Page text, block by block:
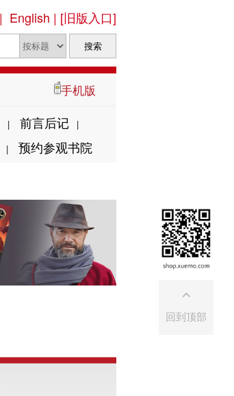
| English | [旧版入口]
手机版
| 前言后记 |
| 预约参观书院
回到顶部